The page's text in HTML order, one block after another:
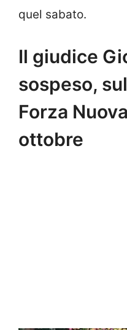
quel sabato.
Il giudice
sospeso,
Forza
ottobre